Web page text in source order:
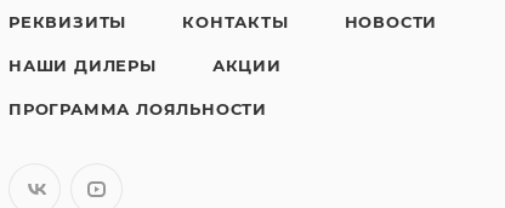
РЕКВИЗИТЫ КОНТАКТЫ НОВОСТИ
НАШИ ДИЛЕРЫ АКЦИИ
ПРОГРАММА ЛОЯЛЬНОСТИ